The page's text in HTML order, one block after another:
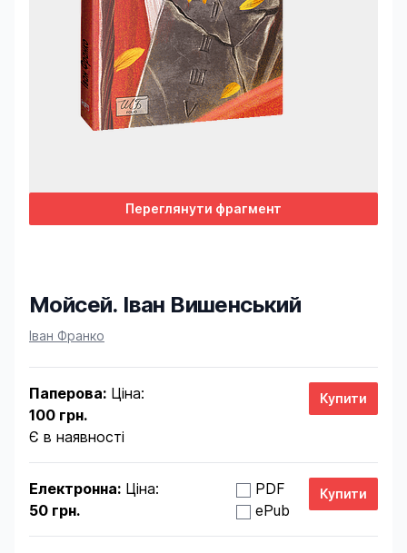
Переглянути фрагмент
Мойсей. Іван Вишенський
Product information
Іван Франко
Паперова: Ціна:
100 грн.
Є в наявності
Електронна: Ціна:
50 грн.
PDF
ePub